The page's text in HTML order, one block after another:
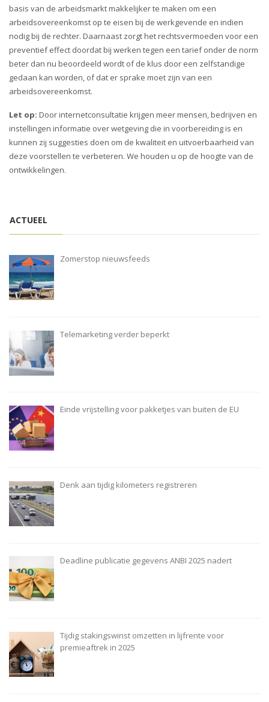
basis van de arbeidsmarkt makkelijker te maken om een
arbeidsovereenkomst op te eisen bij de werkgevende en indien
nodig bij de rechter. Daarnaast zorgt het rechtsvermoeden voor een
preventief effect doordat bij werken tegen een tarief onder de norm
beter dan nu beoordeeld wordt of de klus door een zelfstandige
gedaan kan worden, of dat er sprake moet zijn van een
arbeidsovereenkomst.
Let op: Door internetconsultatie krijgen meer mensen, bedrijven en
instellingen informatie over wetgeving die in voorbereiding is en
kunnen zij suggesties doen om de kwaliteit en uitvoerbaarheid van
deze voorstellen te verbeteren. We houden u op de hoogte van de
ontwikkelingen.
ACTUEEL
Zomerstop nieuwsfeeds
Telemarketing verder beperkt
Einde vrijstelling voor pakketjes van buiten de EU
Denk aan tijdig kilometers registreren
Deadline publicatie gegevens ANBI 2025 nadert
Tijdig stakingswinst omzetten in lijfrente voor
premieaftrek in 2025